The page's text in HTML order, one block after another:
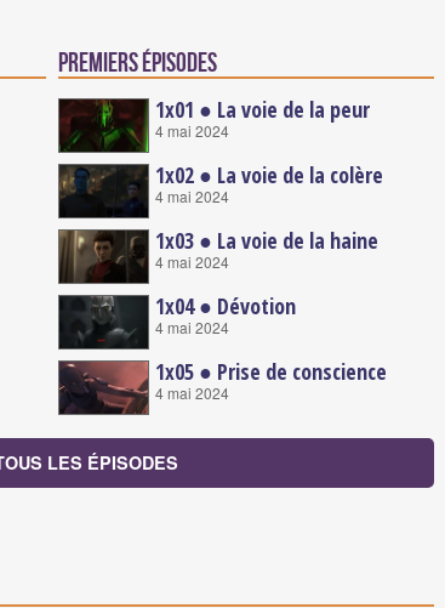
Premiers épisodes
1x01 ● La voie de la peur
4 mai 2024
1x02 ● La voie de la colère
4 mai 2024
1x03 ● La voie de la haine
4 mai 2024
1x04 ● Dévotion
4 mai 2024
1x05 ● Prise de conscience
4 mai 2024
LES ÉPISODES